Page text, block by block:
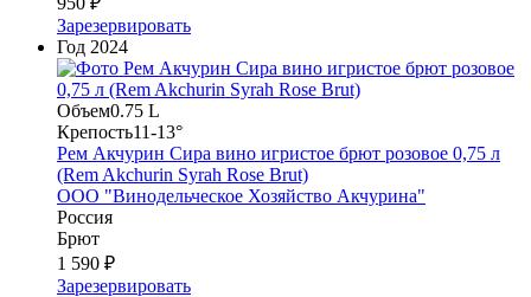
Зарезервировать
Год 2024
Объем0.75 L
Крепость11-13°
Рем Акчурин Сира вино игристое брют розовое 0,75 л
(Rem Akchurin Syrah Rose Brut)
ООО "Винодельческое Хозяйство Акчурина"
Россия
Брют
1 590 ₽
Зарезервировать